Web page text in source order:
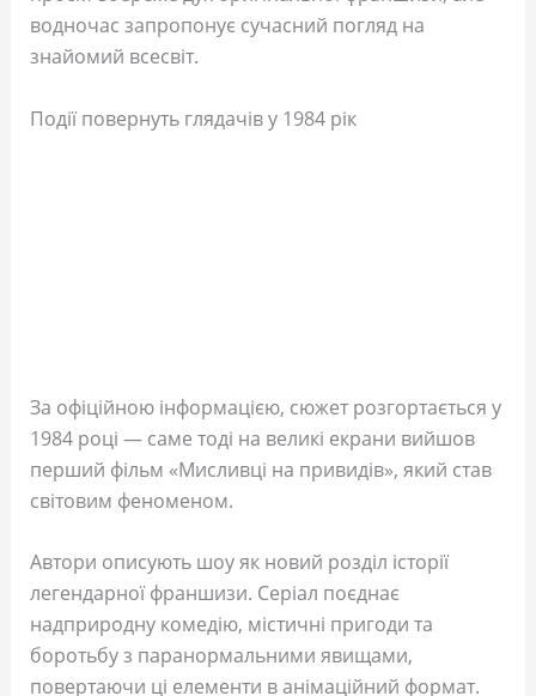
водночас запропонує сучасний погляд на
знайомий всесвіт.
Події повернуть глядачів у 1984 рік
За офіційною інформацією, сюжет розгортається у
1984 році — саме тоді на великі екрани вийшов
перший фільм «Мисливці на привидів», який став
світовим феноменом.
Автори описують шоу як новий розділ історії
легендарної франшизи. Серіал поєднає
надприродну комедію, містичні пригоди та
боротьбу з паранормальними явищами,
повертаючи ці елементи в анімаційний формат.